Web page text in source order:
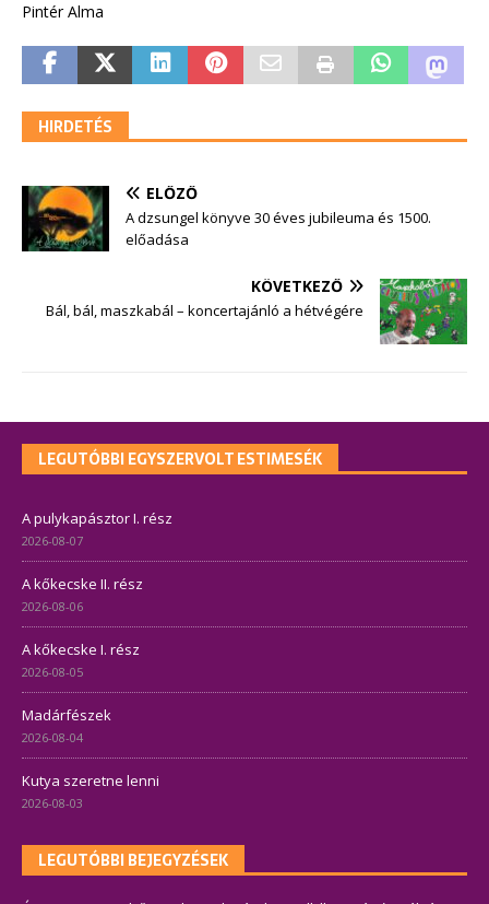
Pintér Alma
HIRDETÉS
ELŐZŐ
A dzsungel könyve 30 éves jubileuma és 1500.
előadása
KÖVETKEZŐ
Bál, bál, maszkabál – koncertajánló a hétvégére
LEGUTÓBBI EGYSZERVOLT ESTIMESÉK
A pulykapásztor I. rész
2026-08-07
A kőkecske II. rész
2026-08-06
A kőkecske I. rész
2026-08-05
Madárfészek
2026-08-04
Kutya szeretne lenni
2026-08-03
LEGUTÓBBI BEJEGYZÉSEK